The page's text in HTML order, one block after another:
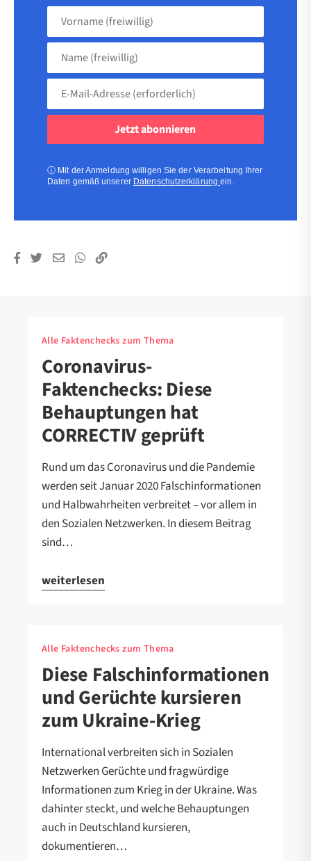
Vorname
Name
(freiwillig)
Adresse
ⓘ Mit der Anmeldung willigen Sie der Verarbeitung Ihrer
Daten gemäß unserer Datenschutzerklärungein.
Alle Faktenchecks zum Thema
Coronavirus-
Faktenchecks: Diese
Behauptungen hat
CORRECTIV geprüft
Rund um das Coronavirus und die Pandemie
werden seit Januar 2020 Falschinformationen
und Halbwahrheiten verbreitet – vor allem in
den Sozialen Netzwerken. In diesem Beitrag
sind…
weiterlesen
Alle Faktenchecks zum Thema
Diese Falschinformationen
und Gerüchte kursieren
zum Ukraine-Krieg
International verbreiten sich in Sozialen
Netzwerken Gerüchte und fragwürdige
Informationen zum Krieg in der Ukraine. Was
dahinter steckt, und welche Behauptungen
auch in Deutschland kursieren,
dokumentieren…